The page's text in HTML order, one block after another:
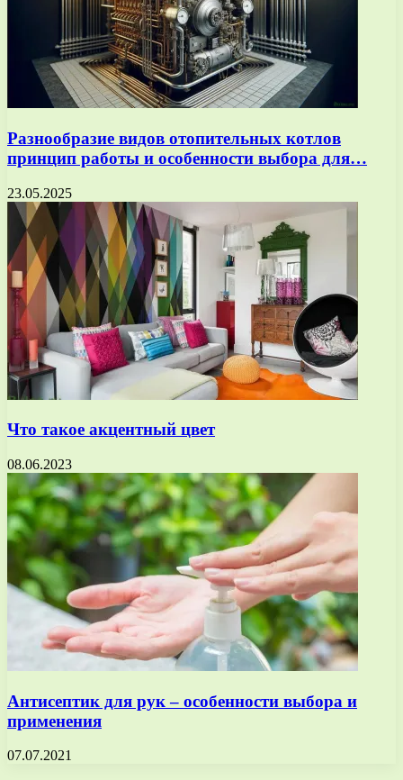
Разнообразие видов отопительных котлов
принцип работы и особенности выбора для…
23.05.2025
Что такое акцентный цвет
08.06.2023
Антисептик для рук – особенности выбора и
применения
07.07.2021